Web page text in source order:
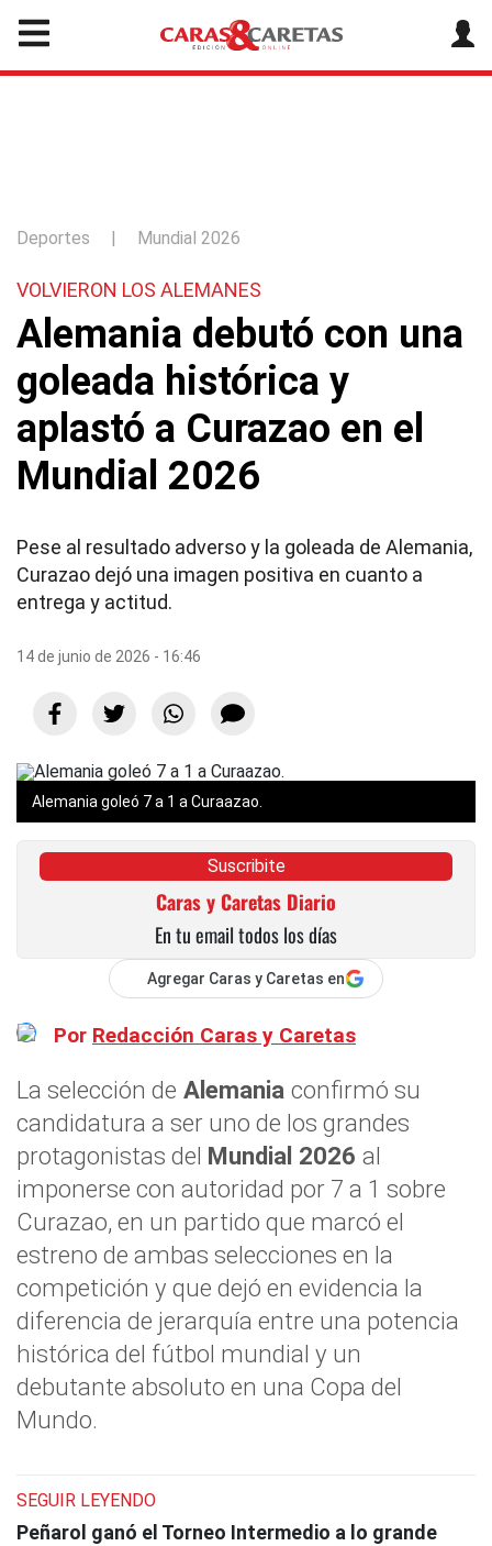
Deportes | Mundial 2026
VOLVIERON LOS ALEMANES
Alemania debutó con una
goleada histórica y
aplastó a Curazao en el
Mundial 2026
Pese al resultado adverso y la goleada de Alemania,
Curazao dejó una imagen positiva en cuanto a
entrega y actitud.
14 de junio de 2026 - 16:46
Alemania goleó 7 a 1 a Curaazao.
Suscribite
Caras y Caretas Diario
En tu email todos los días
Agregar Caras y Caretas en
Por Redacción Caras y Caretas
La selección de Alemania confirmó su
candidatura a ser uno de los grandes
protagonistas del Mundial 2026 al
imponerse con autoridad por 7 a 1 sobre
Curazao, en un partido que marcó el
estreno de ambas selecciones en la
competición y que dejó en evidencia la
diferencia de jerarquía entre una potencia
histórica del fútbol mundial y un
debutante absoluto en una Copa del
Mundo.
SEGUIR LEYENDO
Peñarol ganó el Torneo Intermedio a lo grande